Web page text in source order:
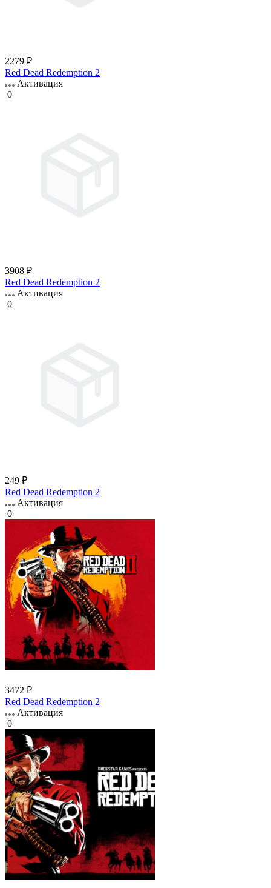
2279 ₽
Red Dead Redemption 2
Активация
0
3908 ₽
Red Dead Redemption 2
Активация
0
249 ₽
Red Dead Redemption 2
Активация
0
3472 ₽
Red Dead Redemption 2
Активация
0